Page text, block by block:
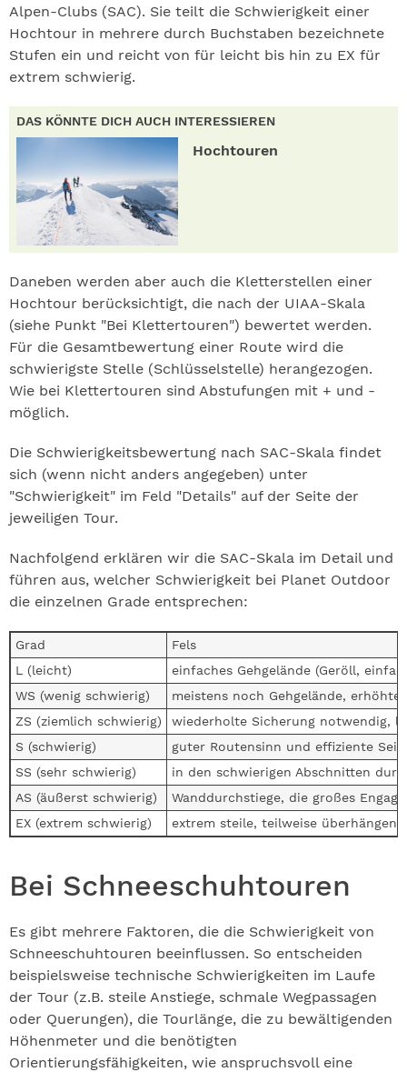
Alpen-Clubs (SAC). Sie teilt die Schwierigkeit einer
Hochtour in mehrere durch Buchstaben bezeichnete
Stufen ein und reicht von für leicht bis hin zu EX für
extrem schwierig.
DAS KÖNNTE DICH AUCH INTERESSIEREN
Hochtouren
Daneben werden aber auch die Kletterstellen einer
Hochtour berücksichtigt, die nach der UIAA-Skala
(siehe Punkt "Bei Klettertouren") bewertet werden.
Für die Gesamtbewertung einer Route wird die
schwierigste Stelle (Schlüsselstelle) herangezogen.
Wie bei Klettertouren sind Abstufungen mit + und -
möglich.
Die Schwierigkeitsbewertung nach SAC-Skala findet
sich (wenn nicht anders angegeben) unter
"Schwierigkeit" im Feld "Details" auf der Seite der
jeweiligen Tour.
Nachfolgend erklären wir die SAC-Skala im Detail und
führen aus, welcher Schwierigkeit bei Planet Outdoor
die einzelnen Grade entsprechen:
Grad
Fels
L (leicht)
einfaches Gehgelände (Geröll,
WS (wenig schwierig)
meistens noch Gehgelände,
ZS (ziemlich schwierig)
wiederholte Sicherung notwendig,
S (schwierig)
guter Routensinn und effiziente
SS (sehr schwierig)
in den schwierigen Abschnitten
AS (äußerst schwierig)
Wanddurchstiege, die großes
EX (extrem schwierig)
extrem steile, teilweise
Bei Schneeschuhtouren
Es gibt mehrere Faktoren, die die Schwierigkeit von
Schneeschuhtouren beeinflussen. So entscheiden
beispielsweise technische Schwierigkeiten im Laufe
der Tour (z.B. steile Anstiege, schmale Wegpassagen
oder Querungen), die Tourlänge, die zu bewältigenden
Höhenmeter und die benötigten
Orientierungsfähigkeiten, wie anspruchsvoll eine